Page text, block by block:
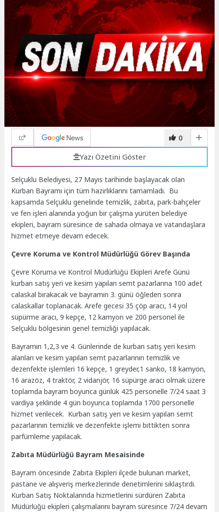
0
Yazı Özetini Göster
Selçuklu Belediyesi, 27 Mayıs tarihinde başlayacak olan
Kurban Bayramı için tüm hazırlıklarını tamamladı. Bu
kapsamda Selçuklu genelinde temizlik, zabıta, park-bahçeler
ve fen işleri alanında yoğun bir çalışma yürüten belediye
ekipleri, bayram süresince de sahada olmaya ve vatandaşlara
hizmet etmeye devam edecek.
Çevre Koruma ve Kontrol Müdürlüğü Görev Başında
Çevre Koruma ve Kontrol Müdürlüğü Ekipleri Arefe Günü
kurban satış yeri ve kesim yapılan semt pazarlarına 100 adet
calaskal bırakacak ve bayramın 3. günü öğleden sonra
calaskallar toplanacak. Arefe gecesi 35 çöp aracı, 14 yol
süpürme aracı, 9 kepçe, 12 kamyon ve 200 personel ile
Selçuklu bölgesinin genel temizliği yapılacak.
Bayramın 1,2,3 ve 4. Günlerinde de kurban satış yeri kesim
alanları ve kesim yapılan semt pazarlarının temizlik ve
dezenfekte işlemleri 16 kepçe, 1 greyder,1 sanko, 18 kamyon,
16 arazöz, 4 traktör, 2 vidanjör, 16 süpürge aracı olmak üzere
toplamda bayram boyunca günlük 425 personelle 7/24 saat 3
vardiya şeklinde 4 gün boyunca toplamda 1700 personelle
hizmet verilecek. Kurban satış yeri ve kesim yapılan semt
pazarlarının temizlik ve dezenfekte işlemi bittikten sonra
parfümleme yapılacak.
Zabıta Müdürlüğü Bayram Mesaisinde
Bayram öncesinde Zabıta Ekipleri ilçede bulunan market,
pastane ve alışveriş merkezlerinde denetimlerini sıklaştırdı.
Kurban Satış Noktalarında hizmetlerini sürdüren Zabıta
Müdürlüğü ekipleri çalışmalarını bayram süresince 7/24 devam